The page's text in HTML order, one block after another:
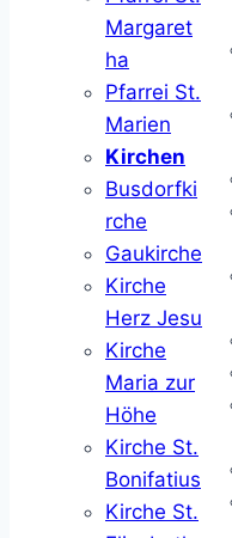
Margaret
ha
Pfarrei St.
Marien
Kirchen
Busdorfki
rche
Gaukirche
Kirche
Herz Jesu
Kirche
Maria zur
Höhe
Kirche St.
Bonifatius
Kirche St.